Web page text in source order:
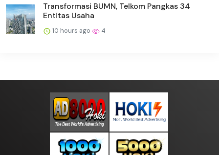
Transformasi BUMN, Telkom Pangkas 34
Entitas Usaha
10 hours ago 4